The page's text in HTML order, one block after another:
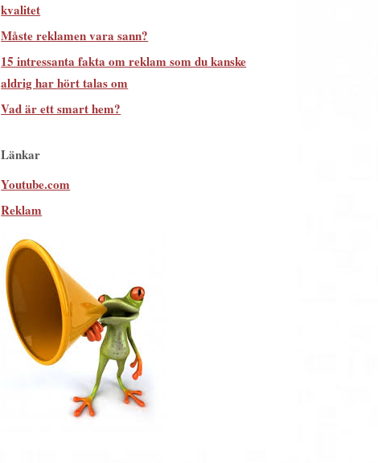
kvalitet
Måste reklamen vara sann?
15 intressanta fakta om reklam som du kanske
aldrig har hört talas om
Vad är ett smart hem?
Länkar
Youtube.com
Reklam